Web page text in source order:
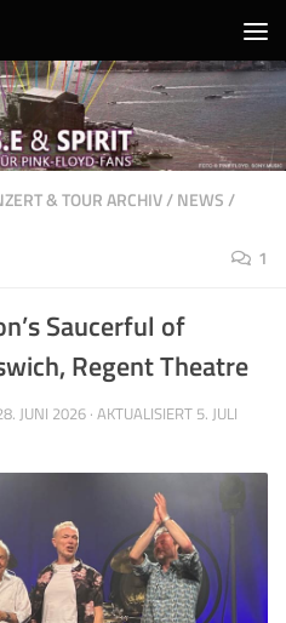
& TOUR ARCHIV/NEWS/
1
Saucerful of
Regent Theatre
JUNI 2026 · AKTUALISIERT 5. JULI